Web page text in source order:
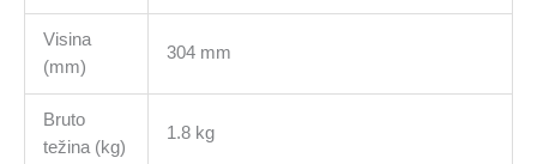
Visina
(mm)
304 mm
Bruto
težina (kg)
1.8 kg